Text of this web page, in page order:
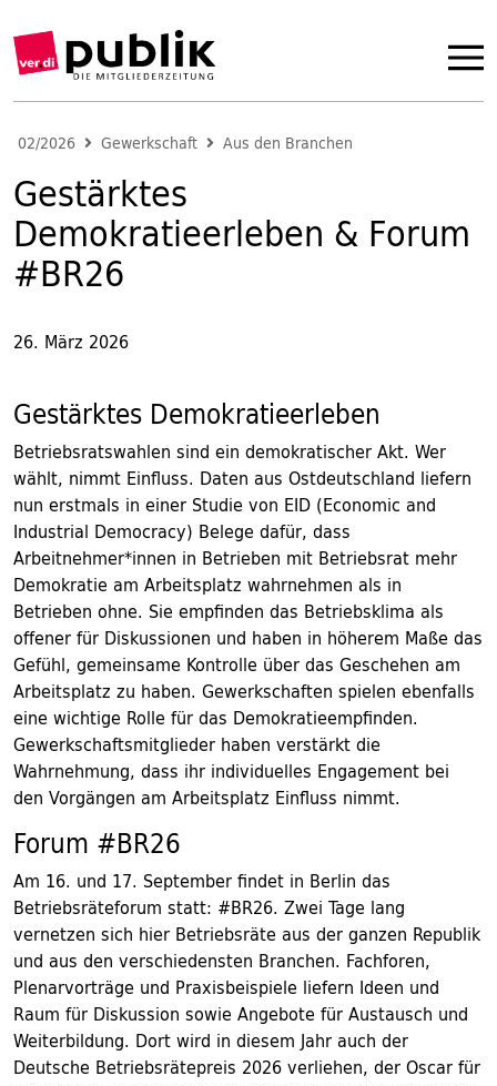
02/2026 Gewerkschaft Aus den Branchen
Gestärktes
Demokratieerleben & Forum
#BR26
26. März 2026
Gestärktes Demokratieerleben
Betriebsratswahlen sind ein demokratischer Akt. Wer
wählt, nimmt Einfluss. Daten aus Ostdeutschland liefern
nun erstmals in einer Studie von EID (Economic and
Industrial Democracy) Belege dafür, dass
Arbeitnehmer*innen in Betrieben mit Betriebsrat mehr
Demokratie am Arbeitsplatz wahrnehmen als in
Betrieben ohne. Sie empfinden das Betriebsklima als
offener für Diskussionen und haben in höherem Maße das
Gefühl, gemeinsame Kontrolle über das Geschehen am
Arbeitsplatz zu haben. Gewerkschaften spielen ebenfalls
eine wichtige Rolle für das Demokratieempfinden.
Gewerkschaftsmitglieder haben verstärkt die
Wahrnehmung, dass ihr individuelles Engagement bei
den Vorgängen am Arbeitsplatz Einfluss nimmt.
Forum #BR26
Am 16. und 17. September findet in Berlin das
Betriebsräteforum statt: #BR26. Zwei Tage lang
vernetzen sich hier Betriebsräte aus der ganzen Republik
und aus den verschiedensten Branchen. Fachforen,
Plenarvorträge und Praxisbeispiele liefern Ideen und
Raum für Diskussion sowie Angebote für Austausch und
Weiterbildung. Dort wird in diesem Jahr auch der
Deutsche Betriebsrätepreis 2026 verliehen, der Oscar für